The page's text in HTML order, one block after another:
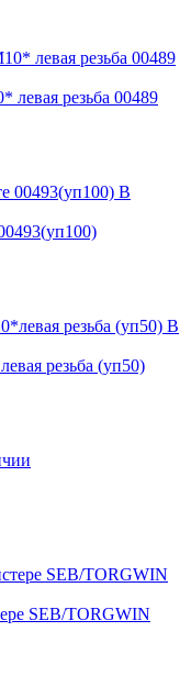
резьба 00489
В
В
резьба (уп50)
SEB/TORGWIN